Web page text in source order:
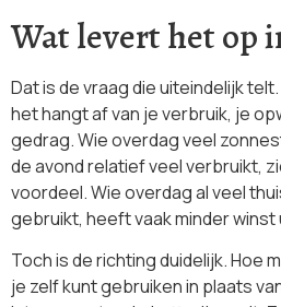
Wat levert het op
Dat is de vraag die uiteindelijk
het hangt af van je verbruik, je
gedrag. Wie overdag veel
de avond relatief veel verbruikt,
voordeel. Wie overdag al veel
gebruikt, heeft vaak minder winst
Toch is de richting duidelijk. Hoe
je zelf kunt gebruiken in plaats